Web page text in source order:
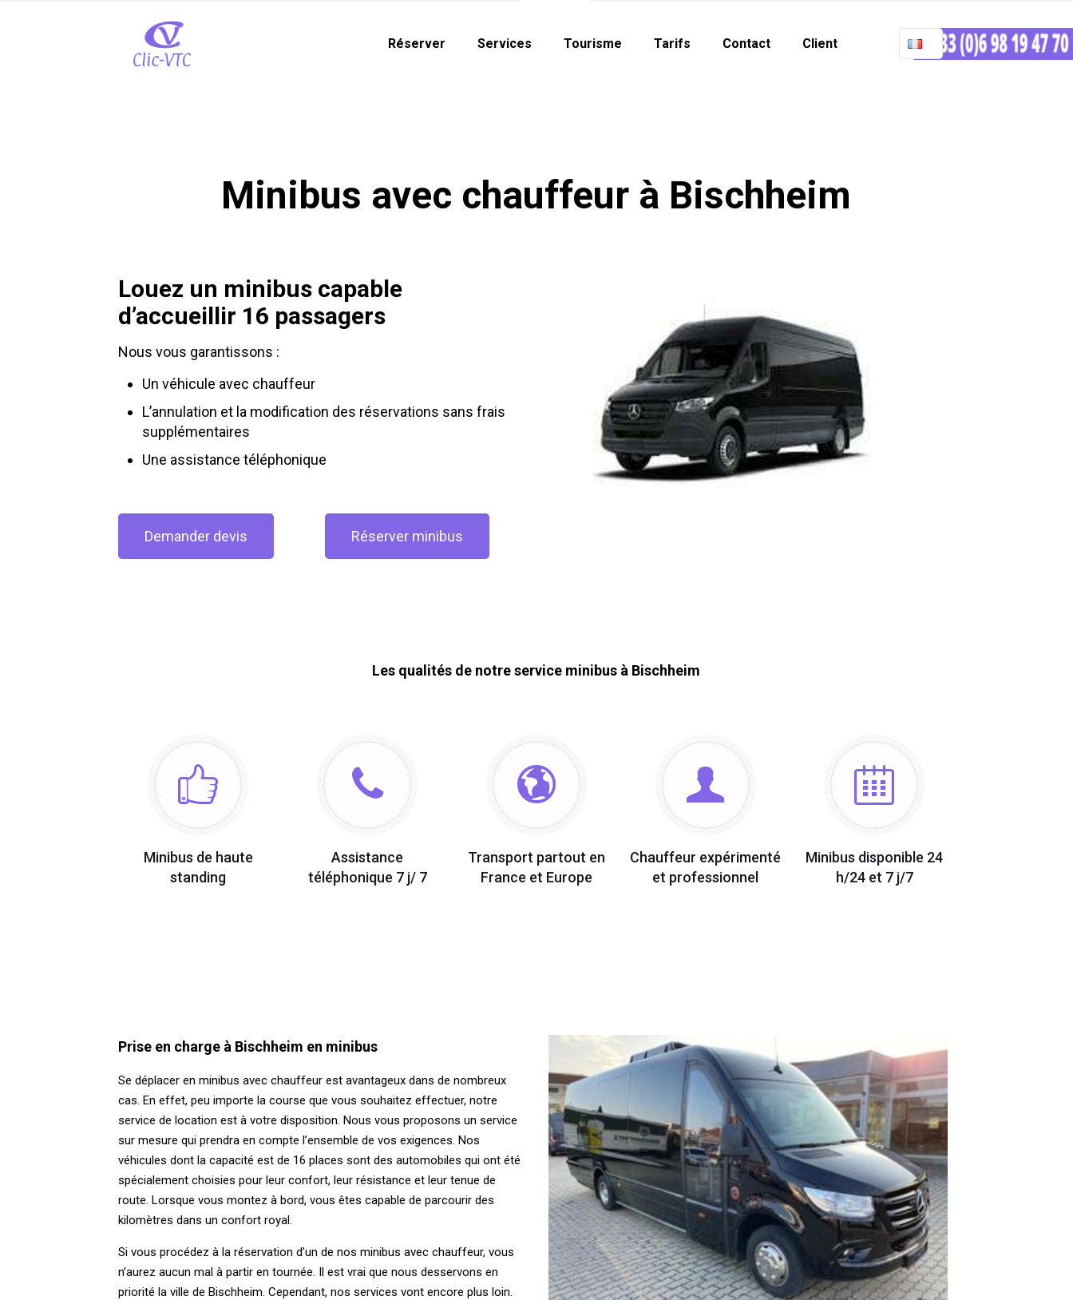
Réserver Services Tourisme Tarifs Contact Client
Minibus avec chauffeur à Bischheim
Louez un minibus capable
d’accueillir 16 passagers
Nous vous garantissons :
Un véhicule avec chauffeur
L’annulation et la modification des réservations sans frais
supplémentaires
Une assistance téléphonique
Demander devis Réserver minibus
Les qualités de notre service minibus à Bischheim
Minibus de haute
standing
Assistance
téléphonique 7 j/ 7
Transport partout en
France et Europe
Chauffeur expérimenté
et professionnel
Minibus disponible 24
h/24 et 7 j/7
Prise en charge à Bischheim en minibus
Se déplacer en minibus avec chauffeur est avantageux dans de nombreux
cas. En effet, peu importe la course que vous souhaitez effectuer, notre
service de location est à votre disposition. Nous vous proposons un service
sur mesure qui prendra en compte l’ensemble de vos exigences. Nos
véhicules dont la capacité est de 16 places sont des automobiles qui ont été
spécialement choisies pour leur confort, leur résistance et leur tenue de
route. Lorsque vous montez à bord, vous êtes capable de parcourir des
kilomètres dans un confort royal.
Si vous procédez à la réservation d’un de nos minibus avec chauffeur, vous
n’aurez aucun mal à partir en tournée. Il est vrai que nous desservons en
priorité la ville de Bischheim. Cependant, nos services vont encore plus loin.